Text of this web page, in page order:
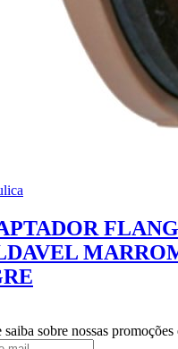
saiba sobre nossas promoções